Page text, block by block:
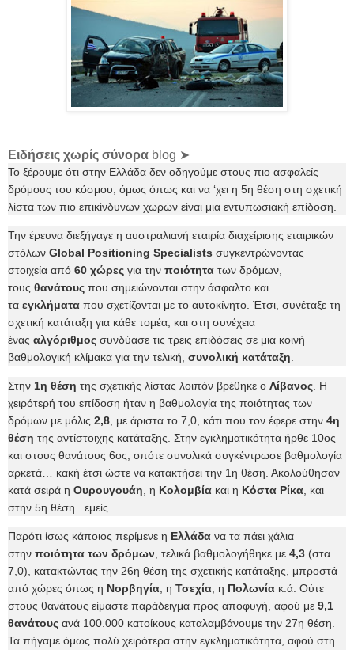
Ειδήσεις χωρίς σύνορα blog ➤
Το ξέρουμε ότι στην Ελλάδα δεν οδηγούμε στους πιο ασφαλείς
δρόμους του κόσμου, όμως όπως και να ‘χει η 5η θέση στη σχετική
λίστα των πιο επικίνδυνων χωρών είναι μια εντυπωσιακή επίδοση.
Την έρευνα διεξήγαγε η αυστραλιανή εταιρία διαχείρισης εταιρικών
στόλων Global Positioning Specialists συγκεντρώνοντας
στοιχεία από 60 χώρες για την ποιότητα των δρόμων,
τους θανάτους που σημειώνονται στην άσφαλτο και
τα εγκλήματα που σχετίζονται με το αυτοκίνητο. Έτσι, συνέταξε τη
σχετική κατάταξη για κάθε τομέα, και στη συνέχεια
ένας αλγόριθμος συνδύασε τις τρεις επιδόσεις σε μια κοινή
βαθμολογική κλίμακα για την τελική, συνολική κατάταξη
Στην 1η θέση της σχετικής λίστας λοιπόν βρέθηκε ο Λίβανος . Η
χειρότερή του επίδοση ήταν η βαθμολογία της ποιότητας των
δρόμων με μόλις 2,8 , με άριστα το 7,0, κάτι που τον έφερε στην 4η
θέση της αντίστοιχης κατάταξης. Στην εγκληματικότητα ήρθε 10ος
και στους θανάτους 6ος, οπότε συνολικά συγκέντρωσε βαθμολογία
αρκετά… κακή έτσι ώστε να κατακτήσει την 1η θέση. Ακολούθησαν
κατά σειρά η Ουρουγουάη , η Κολομβία και η Κόστα Ρίκα , και
στην 5η θέση.. εμείς.
Παρότι ίσως κάποιος περίμενε η Ελλάδα να τα πάει χάλια
στην ποιότητα των δρόμων , τελικά βαθμολογήθηκε με 4,3 (στα
7,0), κατακτώντας την 26η θέση της σχετικής κατάταξης, μπροστά
από χώρες όπως η Νορβηγία , η Τσεχία , η Πολωνία κ.ά. Ούτε
στους θανάτους είμαστε παράδειγμα προς αποφυγή, αφού με 9,1
θανάτους ανά 100.000 κατοίκους καταλαμβάνουμε την 27η θέση.
Τα πήγαμε όμως πολύ χειρότερα στην εγκληματικότητα, αφού στη